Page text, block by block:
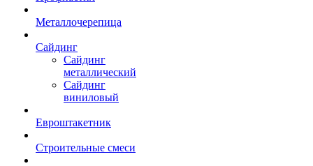
Металлочерепица
Сайдинг
Сайдинг
металлический
Сайдинг
виниловый
Евроштакетник
Строительные смеси